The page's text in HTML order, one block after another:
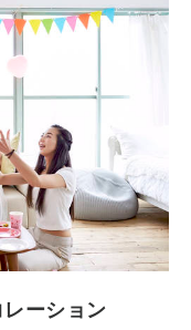
ーション